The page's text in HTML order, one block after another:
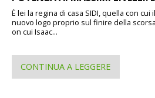
È lei la regina di casa SIDI, quella con cui
nuovo logo proprio sul finire della
on cui Isaac...
CONTINUA A LEGGERE